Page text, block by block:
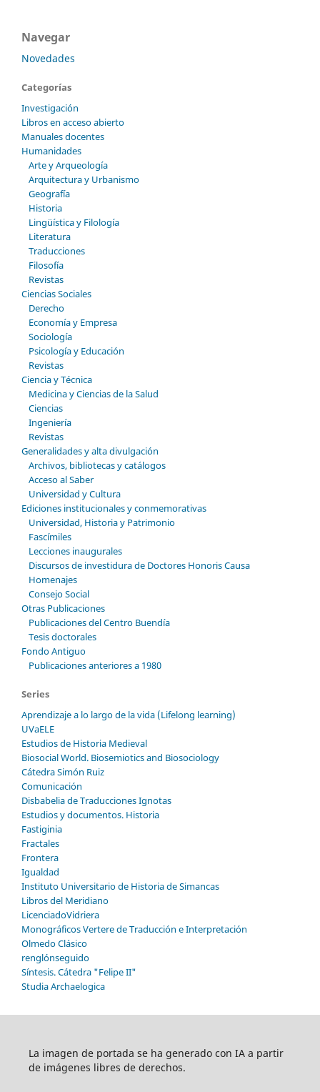
Navegar
Novedades
Categorías
Investigación
Libros en acceso abierto
Manuales docentes
Humanidades
Arte y Arqueología
Arquitectura y Urbanismo
Geografía
Historia
Lingüística y Filología
Literatura
Traducciones
Filosofía
Revistas
Ciencias Sociales
Derecho
Economía y Empresa
Sociología
Psicología y Educación
Revistas
Ciencia y Técnica
Medicina y Ciencias de la Salud
Ciencias
Ingeniería
Revistas
Generalidades y alta divulgación
Archivos, bibliotecas y catálogos
Acceso al Saber
Universidad y Cultura
Ediciones institucionales y conmemorativas
Universidad, Historia y Patrimonio
Fascímiles
Lecciones inaugurales
Discursos de investidura de Doctores Honoris Causa
Homenajes
Consejo Social
Otras Publicaciones
Publicaciones del Centro Buendía
Tesis doctorales
Fondo Antiguo
Publicaciones anteriores a 1980
Series
Aprendizaje a lo largo de la vida (Lifelong learning)
UVaELE
Estudios de Historia Medieval
Biosocial World. Biosemiotics and Biosociology
Cátedra Simón Ruiz
Comunicación
Disbabelia de Traducciones Ignotas
Estudios y documentos. Historia
Fastiginia
Fractales
Frontera
Igualdad
Instituto Universitario de Historia de Simancas
Libros del Meridiano
LicenciadoVidriera
Monográficos Vertere de Traducción e Interpretación
Olmedo Clásico
renglónseguido
Síntesis. Cátedra "Felipe II"
Studia Archaelogica
La imagen de portada se ha generado con IA a partir
de imágenes libres de derechos.